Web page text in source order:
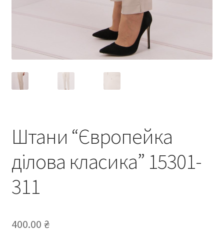
Штани “Європейка
ділова класика” 15301-
311
400.00 ₴